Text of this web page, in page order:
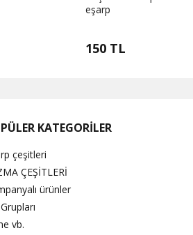
eşarp
150 TL
KATEGORİLER
çeşitleri
ÇEŞİTLERİ
ürünler
vb.